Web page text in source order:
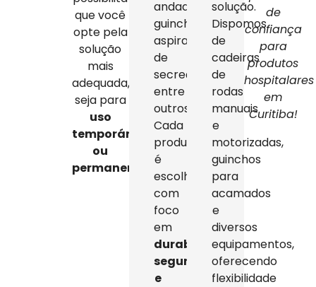
que você
opte pela
solução
mais
adequada,
seja para
uso
temporário
ou
permanente
andadores,
guinchos,
aspiradores
de
secreção,
entre
outros.
Cada
produto
é
escolhido
com
foco
em
durabilidade,
segurança
e
solução.
Dispomos
de
cadeiras
de
rodas
manuais
e
motorizadas,
guinchos
para
acamados
e
diversos
equipamentos,
oferecendo
flexibilidade
de
confiança
para
produtos
hospitalares
em
Curitiba!